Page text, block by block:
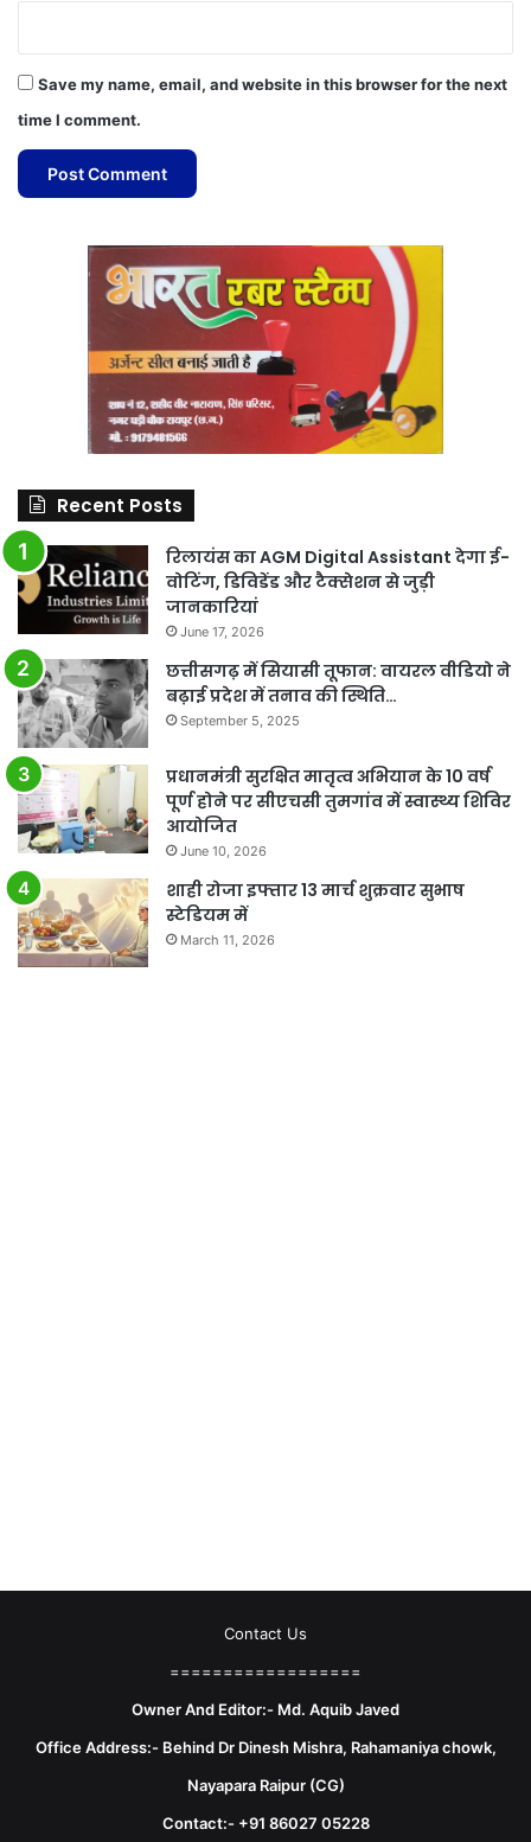
Save my name, email, and website in this browser for the next
time I comment.
Recent Posts
रिलायंस का AGM Digital Assistant देगा ई-
वोटिंग, डिविडेंड और टैक्सेशन से जुड़ी
जानकारियां
June 17, 2026
छत्तीसगढ़ में सियासी तूफान: वायरल वीडियो ने
बढ़ाई प्रदेश में तनाव की स्थिति…
September 5, 2025
प्रधानमंत्री सुरक्षित मातृत्व अभियान के 10 वर्ष
पूर्ण होने पर सीएचसी तुमगांव में स्वास्थ्य शिविर
आयोजित
June 10, 2026
शाही रोजा इफ्तार 13 मार्च शुक्रवार सुभाष
स्टेडियम में
March 11, 2026
Contact Us
==================
Owner And Editor:- Md. Aquib Javed
Office Address:- Behind Dr Dinesh Mishra, Rahamaniya chowk,
Nayapara Raipur (CG)
Contact:- +91 86027 05228